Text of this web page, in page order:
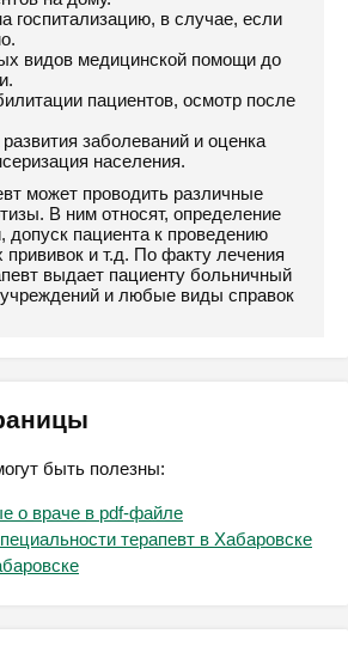
госпитализацию, в случае, если
видов медицинской помощи до
пациентов, осмотр после
заболеваний и оценка
населения.
может проводить различные
В ним относят, определение
допуск пациента к проведению
прививок и т.д. По факту лечения
выдает пациенту больничный
и любые виды справок
быть полезны:
о враче в pdf-файле
терапевт в Хабаровске